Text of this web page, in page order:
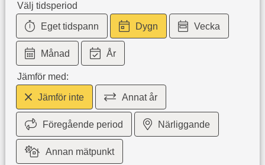
Välj tidsperiod
Eget tidspann Dygn Vecka
Månad År
Jämför med:
Jämför inte Annat år
Föregående period Närliggande
Annan mätpunkt